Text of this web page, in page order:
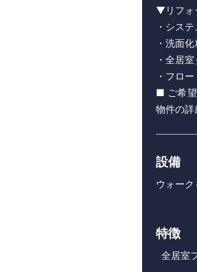
▼リフォ
・シス
・洗面
・全居
・フロ
■ ご希
物件の詳
設備
ウォーク
特徴
全居室